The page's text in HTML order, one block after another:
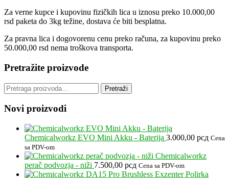
Za verne kupce i kupovinu fizičkih lica u iznosu preko 10.000,00
rsd paketa do 3kg težine, dostava će biti besplatna.
Za pravna lica i dogovorenu cenu preko računa, za kupovinu preko
50.000,00 rsd nema troškova transporta.
Pretražite proizvode
Pretraga
za:
Pretraži
Novi proizvodi
Chemicalworkz EVO Mini Akku - Baterija 3.000,00 рсд Cena
sa PDV-om
Chemicalworkz
perač podvozja - niži 7.500,00 рсд Cena sa PDV-om